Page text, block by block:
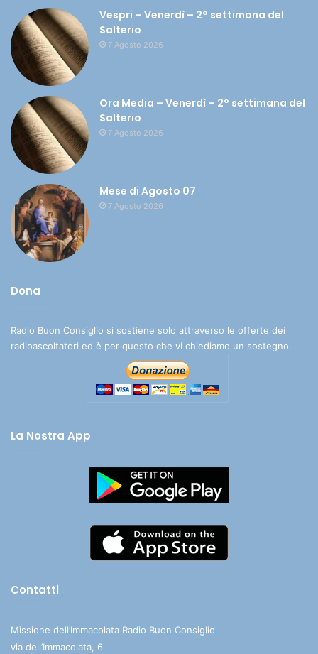
Vespri – Venerdì – 2° settimana del
Salterio
7 Agosto 2026
Ora Media – Venerdì – 2° settimana del
Salterio
7 Agosto 2026
Mese di Agosto 07
7 Agosto 2026
Dona
Radio Buon Consiglio si sostiene solo attraverso le offerte dei
radioascoltatori ed è per questo che vi chiediamo un sostegno.
La Nostra App
Contatti
Missione dell’Immacolata Radio Buon Consiglio
via dell’Immacolata, 6